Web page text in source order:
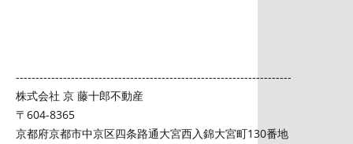
----------------------------------------------------------------------
株式会社 京 藤十郎不動産
〒604-8365
京都府京都市中京区四条路通大宮西入錦大宮町130番地